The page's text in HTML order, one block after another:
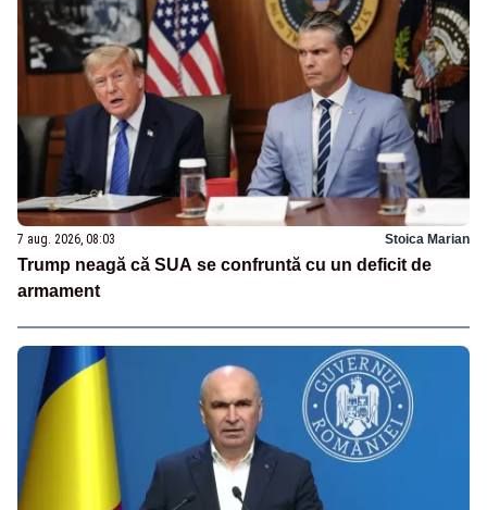
7 aug. 2026, 08:03 Stoica Marian
Trump neagă că SUA se confruntă cu un deficit de
armament